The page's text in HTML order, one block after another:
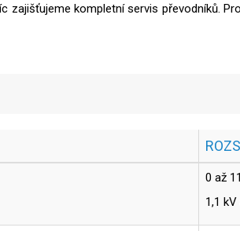
zajišťujeme kompletní servis převodníků.
0 až
1,1